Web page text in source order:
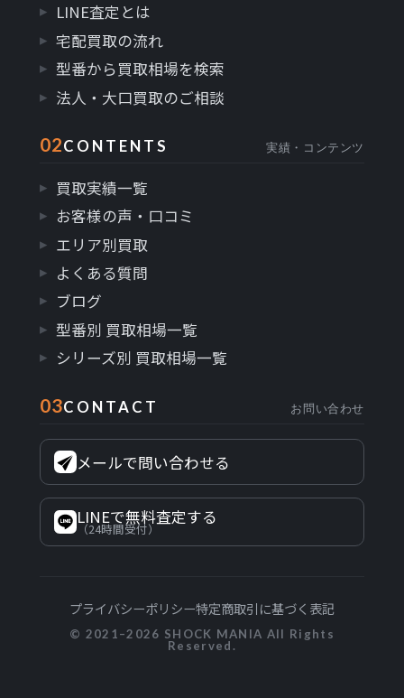
LINE査定とは
宅配買取の流れ
型番から買取相場を検索
法人・大口買取のご相談
02CONTENTS 実績・コンテンツ
買取実績一覧
お客様の声・口コミ
エリア別買取
よくある質問
ブログ
型番別 買取相場一覧
シリーズ別 買取相場一覧
03CONTACT お問い合わせ
メールで問い合わせる
LINEで無料査定する
（24時間受付）
プライバシーポリシー特定商取引に基づく表記
© 2021–2026 SHOCK MANIA All Rights
Reserved.